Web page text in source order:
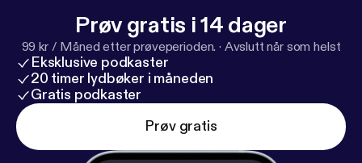
Prøv gratis i 14 dager
99 kr / Måned etter prøveperioden. · Avslutt når som helst
Eksklusive podkaster
20 timer lydbøker i måneden
Gratis podkaster
Prøv gratis